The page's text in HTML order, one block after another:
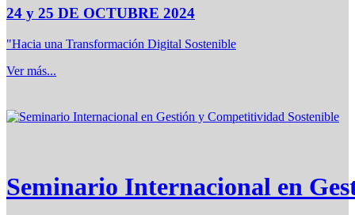
24 y 25 DE OCTUBRE 2024
"Hacia una Transformación Digital Sostenible
Ver más...
Seminario Internacional en